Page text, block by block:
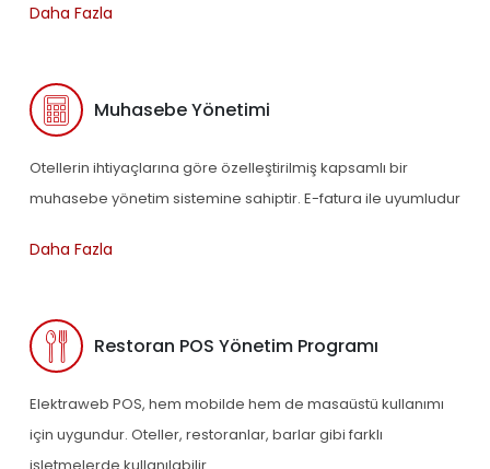
Daha Fazla
Muhasebe Yönetimi
Otellerin ihtiyaçlarına göre özelleştirilmiş kapsamlı bir
muhasebe yönetim sistemine sahiptir. E-fatura ile uyumludur
Daha Fazla
Restoran POS Yönetim Programı
Elektraweb POS, hem mobilde hem de masaüstü kullanımı
için uygundur. Oteller, restoranlar, barlar gibi farklı
işletmelerde kullanılabilir